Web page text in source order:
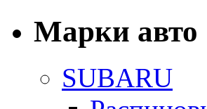
Марки авто
SUBARU